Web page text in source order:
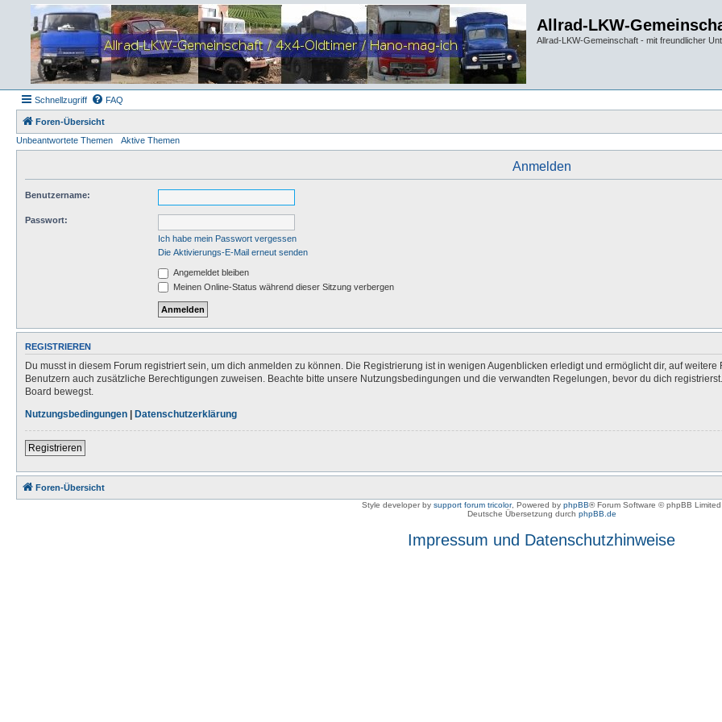
Allrad-LKW-
Allrad-LKW-Gemeinschaft - mit freundlicher
Schnellzugriff FAQ
Foren-Übersicht
Unbeantwortete Themen
Aktive Themen
Anmelden
Benutzername:
Passwort:
Ich habe mein Passwort vergessen
Die Aktivierungs-E-Mail erneut senden
Angemeldet bleiben
Meinen Online-Status während dieser Sitzung verbergen
REGISTRIEREN
Du musst in diesem Forum registriert sein, um dich anmelden zu können. Die Registrierung ist in wenigen Augenblicken erledigt und ermöglicht dir, auf
Benutzern auch zusätzliche Berechtigungen zuweisen. Beachte bitte unsere Nutzungsbedingungen und die verwandten Regelungen, bevor du dich
Board bewegst.
Nutzungsbedingungen | Datenschutzerklärung
Registrieren
Foren-Übersicht
Style developer by support forum tricolor, Powered by phpBB® Forum Software © phpBB Limited
Deutsche Übersetzung durch phpBB.de
Impressum und Datenschutzhinweise